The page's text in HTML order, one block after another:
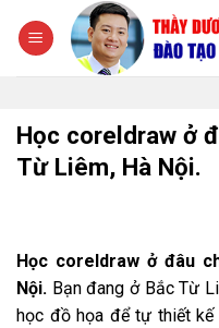
đến
Học coreldraw ở
Từ Liêm, Hà Nội.
Học coreldraw ở đâu
Nội. Bạn đang ở Bắc Từ
học đồ họa để tự thiết kế